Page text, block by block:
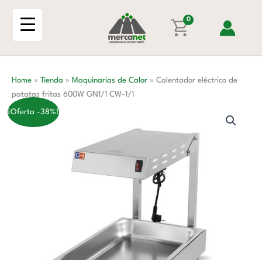
0
Home » Tienda » Maquinarias de Calor » Calentador eléctrico de
patatas fritas 600W GN1/1 CW-1/1
¡Oferta -38%!
fritas
600W
GN1/1
1/1
cantidad